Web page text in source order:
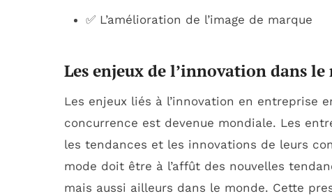
✅ L’amélioration de l’image de marque
Les enjeux de l’innovation dans
Les enjeux liés à l’innovation en entreprise
concurrence est devenue mondiale. Les
les tendances et les innovations de leurs
mode doit être à l’affût des nouvelles
mais aussi ailleurs dans le monde. Cette